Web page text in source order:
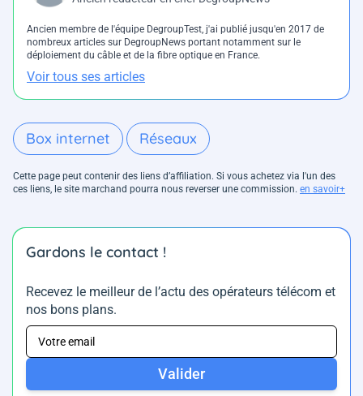
Ancien membre de l'équipe DegroupTest, j'ai publié jusqu'en 2017 de
nombreux articles sur DegroupNews portant notamment sur le
déploiement du câble et de la fibre optique en France.
Voir tous ses articles
Box internet Réseaux
Cette page peut contenir des liens d’affiliation. Si vous achetez via l'un des
ces liens, le site marchand pourra nous reverser une commission. en savoir+
Gardons le contact !
Recevez le meilleur de l’actu des opérateurs télécom et
nos bons plans.
Valider